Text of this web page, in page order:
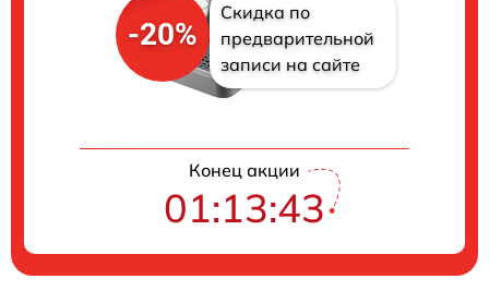
-20%
Скидка по
предварительной
записи на сайте
Конец акции
01:13:42